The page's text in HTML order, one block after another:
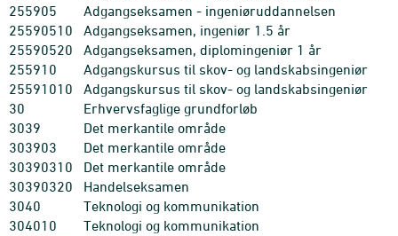
255905
Adgangseksamen - ingeniøruddannelsen
25590510
Adgangseksamen, ingeniør 1.5 år
25590520
Adgangseksamen, diplomingeniør 1 år
255910
Adgangskursus til skov- og landskabsingeniør
25591010
Adgangskursus til skov- og landskabsingeniør
30
Erhvervsfaglige grundforløb
3039
Det merkantile område
303903
Det merkantile område
30390310
Det merkantile område
30390320
Handelseksamen
3040
Teknologi og kommunikation
304010
Teknologi og kommunikation